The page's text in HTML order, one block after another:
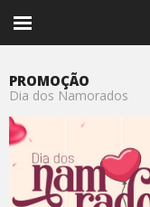
PROMOÇÃO
Dia dos Namorados